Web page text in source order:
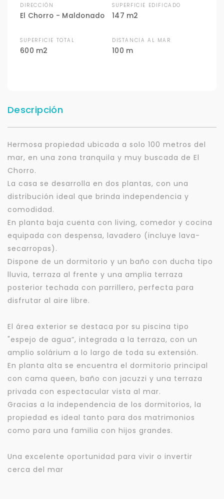
DIRECCIÓN
El Chorro - Maldonado
SUPERFICIE EDIFICADO
147 m2
SUPERFICIE TOTAL
600 m2
DISTANCIA AL MAR
100 m
Descripción
Hermosa propiedad ubicada a solo 100 metros del
mar, en una zona tranquila y muy buscada de El
Chorro.
La casa se desarrolla en dos plantas, con una
distribución ideal que brinda independencia y
comodidad.
En planta baja cuenta con living, comedor y cocina
equipada con despensa, lavadero (incluye lava-
secarropas).
Dispone de un dormitorio y un baño con ducha tipo
lluvia, terraza al frente y una amplia terraza
posterior techada con parrillero, perfecta para
disfrutar al aire libre.
El área exterior se destaca por su piscina tipo
"espejo de agua”, integrada a la terraza, con un
amplio solárium a lo largo de toda su extensión.
En planta alta se encuentra el dormitorio principal
con cama queen, baño con jacuzzi y una terraza
privada con espectacular vista al mar.
Gracias a la independencia de los dormitorios, la
propiedad es ideal tanto para dos matrimonios
como para una familia con hijos grandes.
Una excelente oportunidad para vivir o invertir
cerca del mar